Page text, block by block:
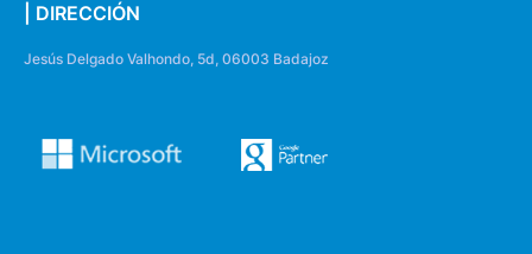
| DIRECCIÓN
Jesús Delgado Valhondo, 5d, 06003 Badajoz